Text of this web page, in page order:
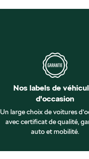
Nos labels de
d'occasion
Un large choix de voitures
avec certificat de qualité,
auto et mobilité.